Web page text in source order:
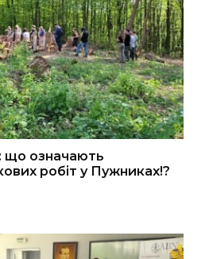
що означають
робіт у Пужниках!?